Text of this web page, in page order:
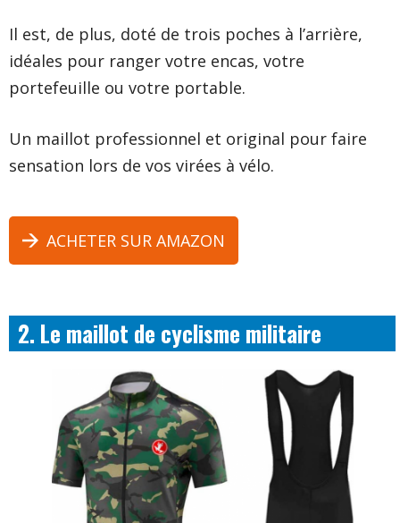
Il est, de plus, doté de trois poches à l’arrière,
idéales pour ranger votre encas, votre
portefeuille ou votre portable.
Un maillot professionnel et original pour faire
sensation lors de vos virées à vélo.
ACHETER SUR AMAZON
2. Le maillot de cyclisme militaire